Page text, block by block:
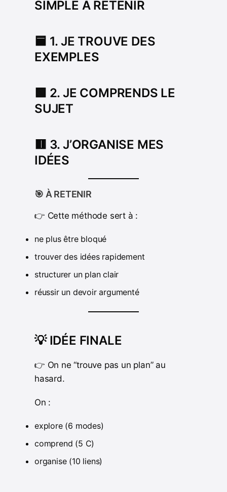
SIMPLE À RETENIR
🟦 1. JE TROUVE DES
EXEMPLES
🟩 2. JE COMPRENDS LE
SUJET
🟥 3. J’ORGANISE MES
IDÉES
🎯 À RETENIR
👉 Cette méthode sert à :
ne plus être bloqué
trouver des idées rapidement
structurer un plan clair
réussir un devoir argumenté
💡 IDÉE FINALE
👉 On ne “trouve pas un plan” au
hasard.
On :
explore (6 modes)
comprend (5 C)
organise (10 liens)